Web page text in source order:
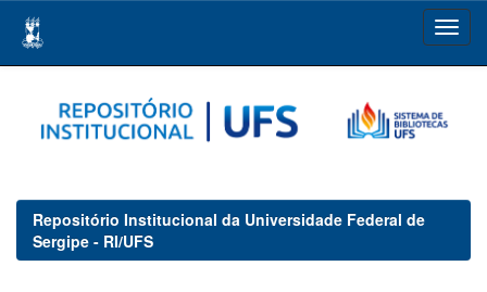
navigation
Repositório Institucional da Universidade Federal de
Sergipe - RI/UFS